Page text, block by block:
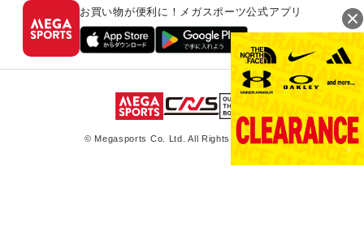
お買い物が便利に！メガスポーツ公式アプリ
© Megasports Co. Ltd. All Rights Reserved.